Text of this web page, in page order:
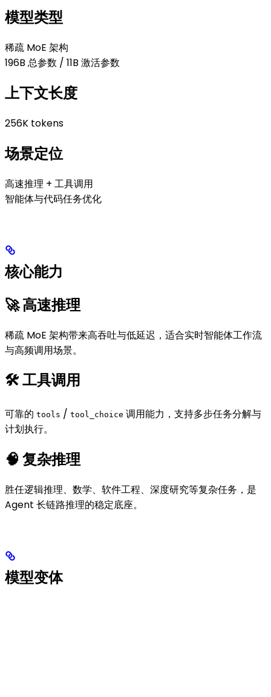
模型类型
稀疏 MoE 架构
196B 总参数 / 11B 激活参数
上下文长度
256K tokens
场景定位
高速推理 + 工具调用
智能体与代码任务优化
核心能力
🚀 高速推理
稀疏 MoE 架构带来高吞吐与低延迟，适合实时智能体工作流
与高频调用场景。
🛠️ 工具调用
可靠的 tools / tool_choice 调用能力，支持多步任务分解与
计划执行。
🧠 复杂推理
胜任逻辑推理、数学、软件工程、深度研究等复杂任务，是
Agent 长链路推理的稳定底座。
模型变体